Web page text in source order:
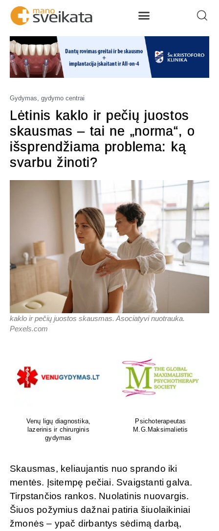
Gydymas, gydymo centrai
Lėtinis kaklo ir pečių juostos
skausmas – tai ne „norma“, o
išsprendžiama problema: ką
svarbu žinoti?
kaklo ir pečių juostos skausmas. Asociatyvi nuotrauka.
Pexels.com
Venų ligų diagnostika,
lazerinis ir chirurginis
gydymas
Psichoterapeutas
M.G.Maksimalietis
Skausmas, keliaujantis nuo sprando iki
mentės. Įsitempę pečiai. Svaigstanti galva.
Tirpstančios rankos. Nuolatinis nuovargis.
Šiuos požymius dažnai patiria šiuolaikiniai
žmonės – ypač dirbantys sėdimą darbą,